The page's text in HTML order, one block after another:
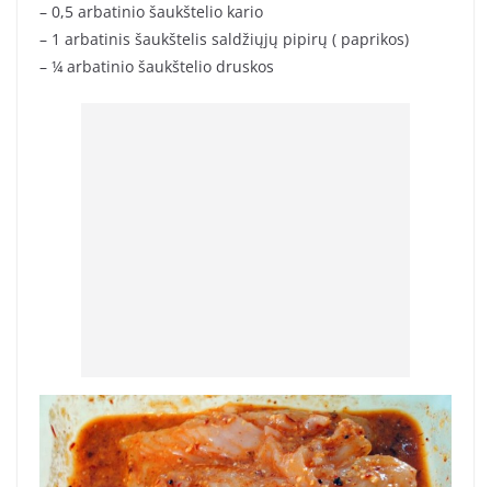
– 0,5 arbatinio šaukštelio kario
– 1 arbatinis šaukštelis saldžiųjų pipirų ( paprikos)
– ¼ arbatinio šaukštelio druskos